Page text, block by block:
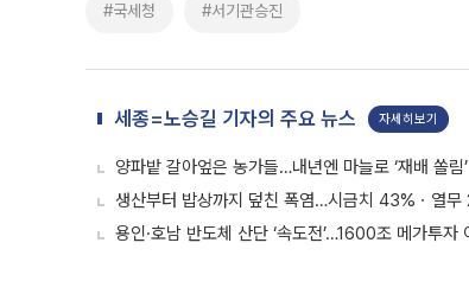
#국세청 #서기관승진
세종=노승길 기자의 주요 뉴스 자세히보기
양파밭 갈아엎은 농가들…내년엔 마늘로 ‘재배 쏠림’
생산부터 밥상까지 덮친 폭염…시금치 43%ㆍ열
용인·호남 반도체 산단 ‘속도전’…1600조 메가투자